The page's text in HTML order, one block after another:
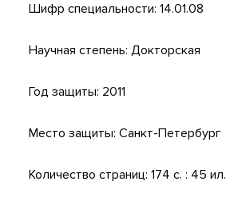
Шифр специальности: 14.01.08
Научная степень: Докторская
Год защиты: 2011
Место защиты: Санкт-Петербург
Количество страниц: 174 с. : 45 ил.